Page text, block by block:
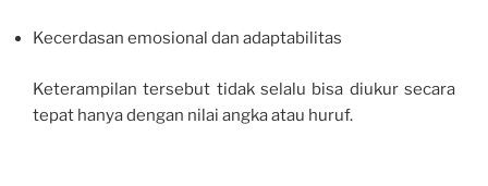
Kecerdasan emosional dan adaptabilitas
Keterampilan tersebut tidak selalu bisa diukur secara
tepat hanya dengan nilai angka atau huruf.